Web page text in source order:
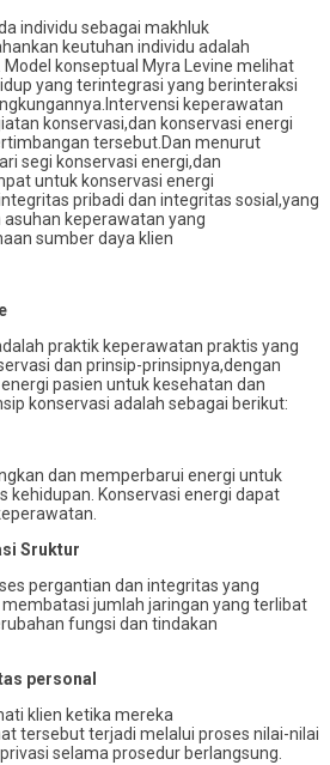
individu sebagai makhluk
keutuhan individu adalah
konseptual Myra Levine melihat
yang terintegrasi yang berinteraksi
keperawatan
konservasi,dan konservasi energi
tersebut.Dan menurut
segi konservasi energi,dan
untuk konservasi energi
pribadi dan integritas sosial,yang
keperawatan yang
sumber daya klien
praktik keperawatan praktis yang
dan prinsip-prinsipnya,dengan
pasien untuk kesehatan dan
konservasi adalah sebagai berikut:
dan memperbarui energi untuk
Konservasi energi dapat
Sruktur
pergantian dan integritas yang
jumlah jaringan yang terlibat
fungsi dan tindakan
personal
klien ketika mereka
tersebut terjadi melalui proses nilai-nilai
selama prosedur berlangsung.